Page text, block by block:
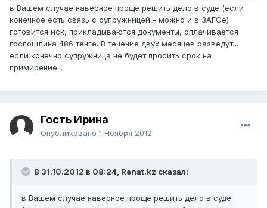
в Вашем случае наверное проще решить дело в суде (если
конечное есть связь с супружницей - можно и в ЗАГСе)
готовится иск, прикладываются документы, оплачивается
госпошлина 486 тенге. В течение двух месяцев разведут...
если конечно супружница не будет просить срок на
примирение...
Гость Ирина
Опубликовано 1 Ноября 2012
В 31.10.2012 в 08:24, Renat.kz сказал:
в Вашем случае наверное проще решить дело в суде